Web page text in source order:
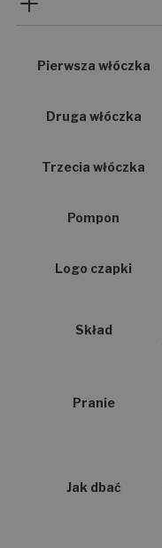
Pierwsza włóczka
Druga włóczka
Trzecia włóczka
Pompon
Logo czapki
Skład
Pranie
Jak dbać